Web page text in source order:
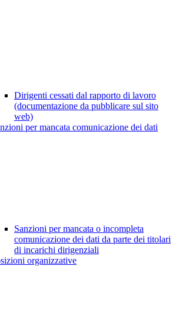
Dirigenti cessati dal rapporto di lavoro
(documentazione da pubblicare sul sito
web)
per mancata comunicazione dei dati
Sanzioni per mancata o incompleta
comunicazione dei dati da parte dei titolari
di incarichi dirigenziali
organizzative